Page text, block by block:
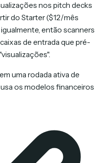
nos pitch decks
do Starter ($12/mês
então scanners
de entrada que pré-
uma rodada ativa de
os modelos financeiros